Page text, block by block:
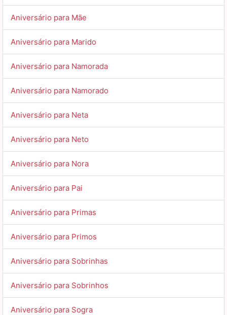
Aniversário para Mãe
Aniversário para Marido
Aniversário para Namorada
Aniversário para Namorado
Aniversário para Neta
Aniversário para Neto
Aniversário para Nora
Aniversário para Pai
Aniversário para Primas
Aniversário para Primos
Aniversário para Sobrinhas
Aniversário para Sobrinhos
Aniversário para Sogra